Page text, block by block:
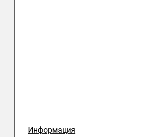
Информация